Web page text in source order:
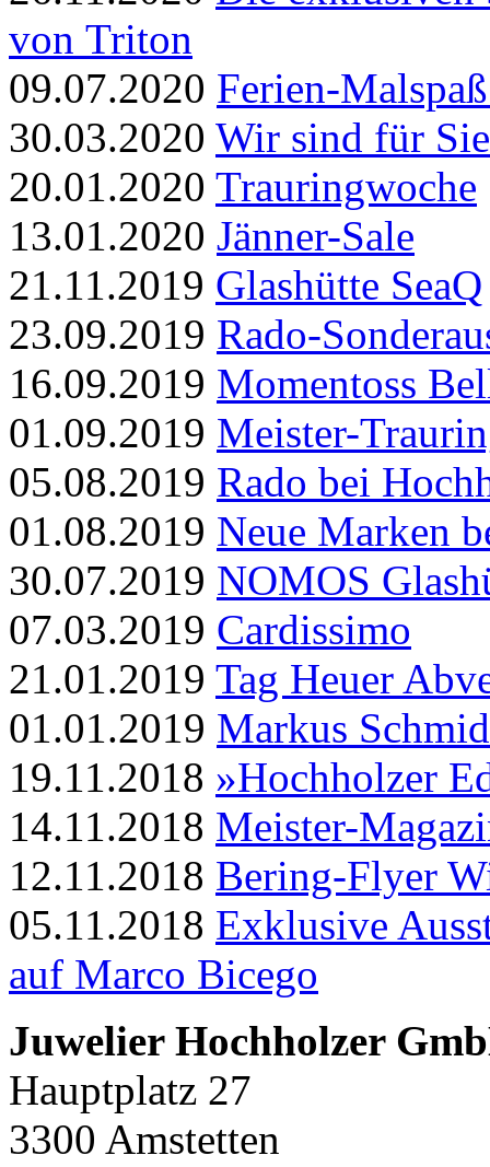
von Triton
09.07.2020 Ferien-
30.03.2020 Wir sind für
20.01.2020 Trauringwoche
13.01.2020 Jänner-Sale
21.11.2019 Glashütte SeaQ
23.09.2019 Rado-
16.09.2019 Momentoss
01.09.2019 Meister-
05.08.2019 Rado bei
01.08.2019 Neue Marken
30.07.2019 NOMOS
07.03.2019 Cardissimo
21.01.2019 Tag Heuer
01.01.2019 Markus
19.11.2018 »Hochholzer
14.11.2018 Meister-
12.11.2018 Bering-Flyer
05.11.2018 Exklusive
auf Marco Bicego
Juwelier Hochholzer
Hauptplatz 27
3300 Amstetten